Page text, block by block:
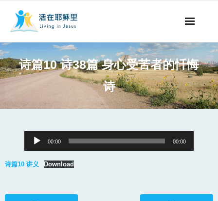
视听节目
阅读文章
奉献支持
诗篇10 诗38篇 身心受苦者的忏悔
诗
Audio
Player
00:00 00:00
诗篇10 讲义 Download